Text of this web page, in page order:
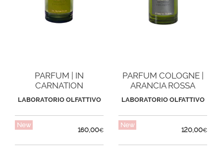
PARFUM | IN
CARNATION
LABORATORIO OLFATTIVO
New
160,00€
PARFUM COLOGNE |
ARANCIA ROSSA
LABORATORIO OLFATTIVO
New
120,00€